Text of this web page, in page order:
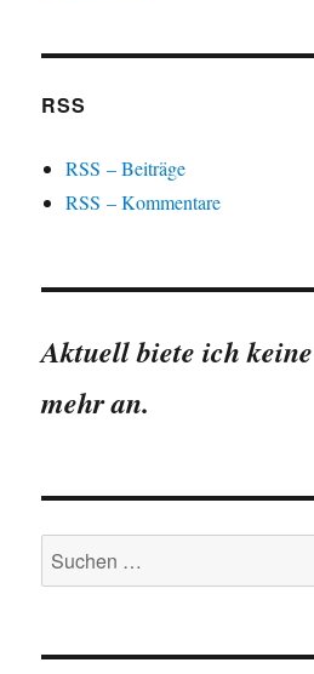
RSS
RSS – Beiträge
RSS – Kommentare
Aktuell biete ich
mehr an.
Suchen
nach: